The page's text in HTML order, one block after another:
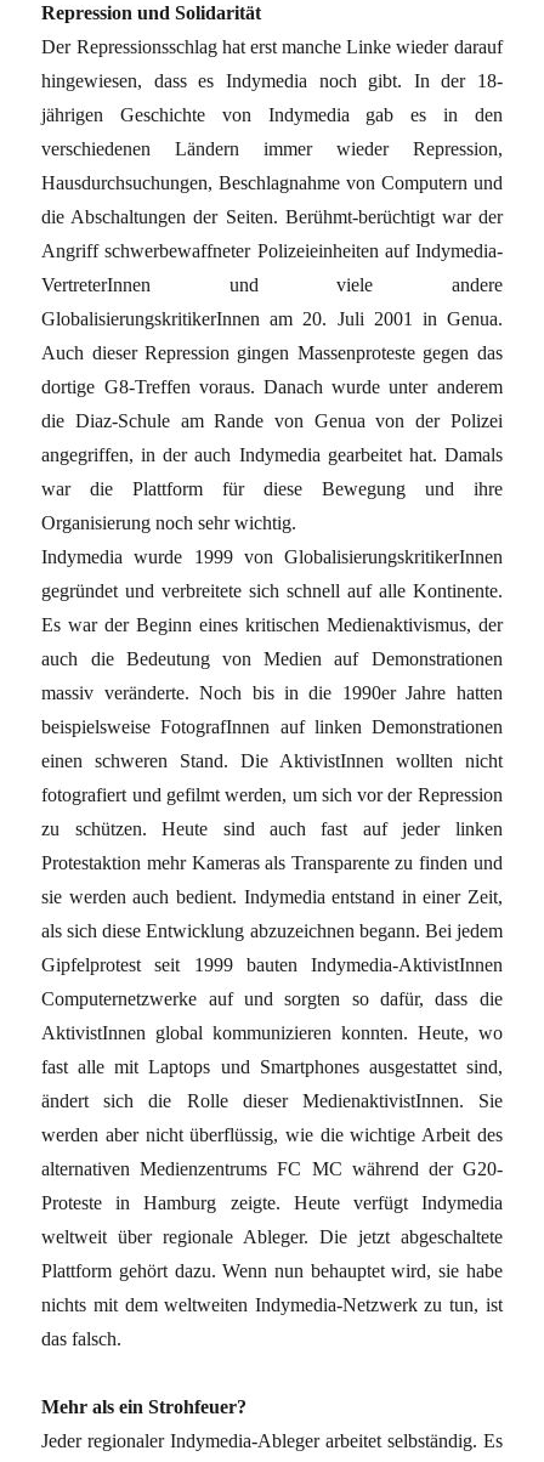
Repression und Solidarität
Der Repressionsschlag hat erst manche Linke wieder darauf
hingewiesen, dass es Indymedia noch gibt. In der 18-
jährigen Geschichte von Indymedia gab es in den
verschiedenen Ländern immer wieder Repression,
Hausdurchsuchungen, Beschlagnahme von Computern und
die Abschaltungen der Seiten. Berühmt-berüchtigt war der
Angriff schwerbewaffneter Polizeieinheiten auf Indymedia-
VertreterInnen und viele andere
GlobalisierungskritikerInnen am 20. Juli 2001 in Genua.
Auch dieser Repression gingen Massenproteste gegen das
dortige G8-Treffen voraus. Danach wurde unter anderem
die Diaz-Schule am Rande von Genua von der Polizei
angegriffen, in der auch Indymedia gearbeitet hat. Damals
war die Plattform für diese Bewegung und ihre
Organisierung noch sehr wichtig.
Indymedia wurde 1999 von GlobalisierungskritikerInnen
gegründet und verbreitete sich schnell auf alle Kontinente.
Es war der Beginn eines kritischen Medienaktivismus, der
auch die Bedeutung von Medien auf Demonstrationen
massiv veränderte. Noch bis in die 1990er Jahre hatten
beispielsweise FotografInnen auf linken Demonstrationen
einen schweren Stand. Die AktivistInnen wollten nicht
fotografiert und gefilmt werden, um sich vor der Repression
zu schützen. Heute sind auch fast auf jeder linken
Protestaktion mehr Kameras als Transparente zu finden und
sie werden auch bedient. Indymedia entstand in einer Zeit,
als sich diese Entwicklung abzuzeichnen begann. Bei jedem
Gipfelprotest seit 1999 bauten Indymedia-AktivistInnen
Computernetzwerke auf und sorgten so dafür, dass die
AktivistInnen global kommunizieren konnten. Heute, wo
fast alle mit Laptops und Smartphones ausgestattet sind,
ändert sich die Rolle dieser MedienaktivistInnen. Sie
werden aber nicht überflüssig, wie die wichtige Arbeit des
alternativen Medienzentrums FC MC während der G20-
Proteste in Hamburg zeigte. Heute verfügt Indymedia
weltweit über regionale Ableger. Die jetzt abgeschaltete
Plattform gehört dazu. Wenn nun behauptet wird, sie habe
nichts mit dem weltweiten Indymedia-Netzwerk zu tun, ist
das falsch.
Mehr als ein Strohfeuer?
Jeder regionaler Indymedia-Ableger arbeitet selbständig. Es